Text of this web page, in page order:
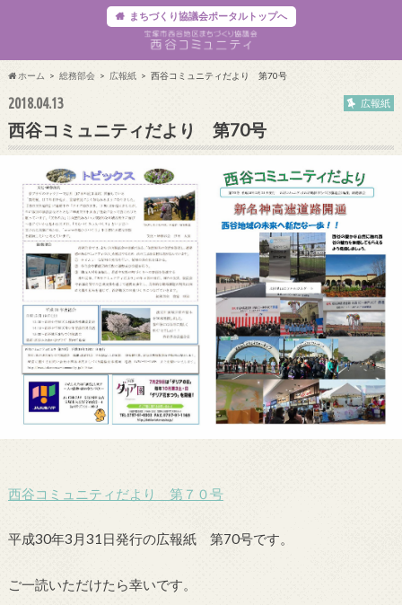
まちづくり協議会ポータルトップへ
ホーム 総務部会 広報紙 西谷コミュニティだより 第70号
2018.04.13 広報紙
西谷コミュニティだより 第70号
西谷コミュニティだより 第７０号
平成30年3月31日発行の広報紙 第70号です。
ご一読いただけたら幸いです。